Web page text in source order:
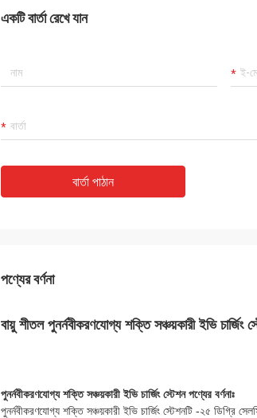
একটি বার্তা রেখে যান
বার্তা পাঠান
পণ্যের বর্ণনা
বায়ু শীতল পুনর্নবীকরণযোগ্য শক্তি সঞ্চয়কারী ইভি
পুনর্নবীকরণযোগ্য শক্তি সঞ্চয়কারী ইভি চার্জিং স্টেশন পণ্যের বর্ণনাঃ
পুনর্নবীকরণযোগ্য শক্তি সঞ্চয়কারী ইভি চার্জিং স্টেশনটি -২৫ ডিগ্রি